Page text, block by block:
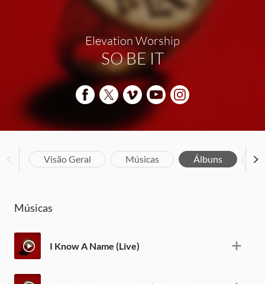
Elevation Worship
SO BE IT
Visão Geral Músicas Álbuns
Músicas
I Know A Name (Live)